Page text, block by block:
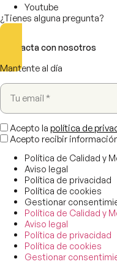
Youtube
¿Tienes alguna pregunta?
Contacta con nosotros
Mantente al día
Acepto la política de
Acepto recibir
Política de Calidad y
Aviso legal
Política de privacidad
Política de cookies
Gestionar
Política de Calidad y
Aviso legal
Política de privacidad
Política de cookies
Gestionar